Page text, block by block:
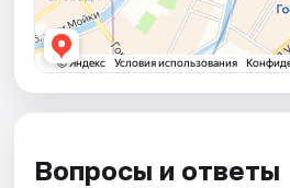
Вопросы и ответы